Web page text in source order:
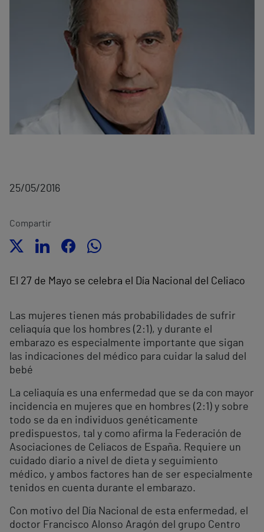
25/05/2016
Compartir
El 27 de Mayo se celebra el Día Nacional del Celiaco
Las mujeres tienen más probabilidades de sufrir
celiaquía que los hombres (2:1), y durante el
embarazo es especialmente importante que sigan
las indicaciones del médico para cuidar la salud del
bebé
La celiaquía es una enfermedad que se da con mayor
incidencia en mujeres que en hombres (2:1) y sobre
todo se da en individuos genéticamente
predispuestos, tal y como afirma la Federación de
Asociaciones de Celiacos de España. Requiere un
cuidado diario a nivel de dieta y seguimiento
médico, y ambos factores han de ser especialmente
tenidos en cuenta durante el embarazo.
Con motivo del Día Nacional de esta enfermedad, el
doctor Francisco Alonso Aragón del grupo Centro